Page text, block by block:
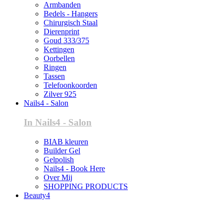
Armbanden
Bedels - Hangers
Chirurgisch Staal
Dierenprint
Goud 333/375
Kettingen
Oorbellen
Ringen
Tassen
Telefoonkoorden
Zilver 925
Nails4 - Salon
In Nails4 - Salon
BIAB kleuren
Builder Gel
Gelpolish
Nails4 - Book Here
Over Mij
SHOPPING PRODUCTS
Beauty4